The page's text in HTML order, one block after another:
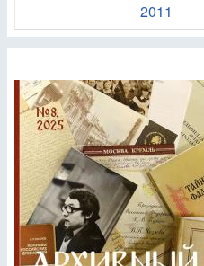
2011